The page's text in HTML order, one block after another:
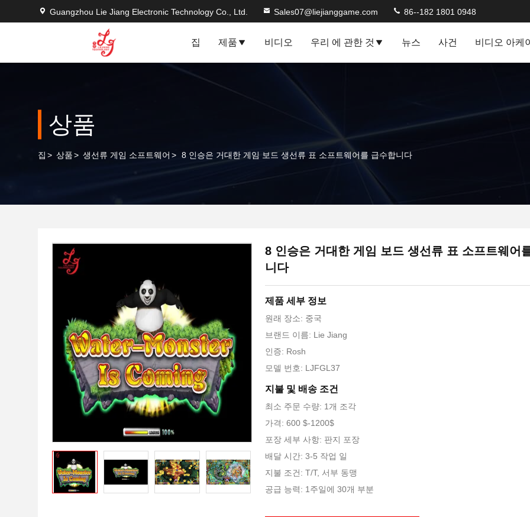
Guangzhou Lie Jiang Electronic Technology Co., Ltd. Sales07@liejianggame.com 86--182 1801 0948
집 제품 비디오 우리 에 관한 것 뉴스 사건 비디오 아케
상품
집 > 상품> 생선류 게임 소프트웨어 > 8 인승은 거대한 게임 보드 생선류 표 소프트웨어를 급수합니다
8 인승은 거대한 게임 보드 생선류 표 소프트웨어
니다
제품 세부 정보
원래 장소: 중국
브랜드 이름: Lie Jiang
인증: Rosh
모델 번호: LJFGL37
지불 및 배송 조건
최소 주문 수량: 1개 조각
가격: 600 $-1200$
포장 세부 사항: 판지 포장
배달 시간: 3-5 작업 일
지불 조건: T/T, 서부 동맹
공급 능력: 1주일에 30개 부분